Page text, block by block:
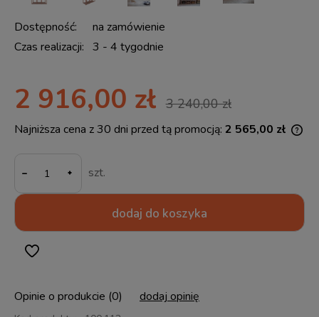
Dostępność:
na zamówienie
Czas realizacji: 3 - 4 tygodnie
2 916,00 zł 3 240,00 zł
Najniższa cena z 30 dni przed tą promocją: 2 565,00 zł
- szt.
dodaj do koszyka
Opinie o produkcie (0) dodaj opinię